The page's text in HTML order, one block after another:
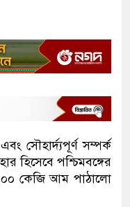
সৌহার্দ্যপূর্ণ সম্পর্ক
হিসেবে পশ্চিমবঙ্গের
কেজি আম পাঠালো